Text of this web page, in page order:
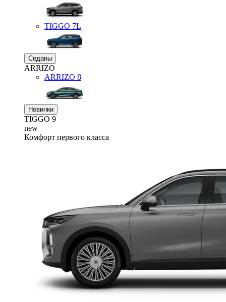
TIGGO 7L
Седаны
ARRIZO
ARRIZO 8
Новинки
TIGGO 9
new
Комфорт первого класса